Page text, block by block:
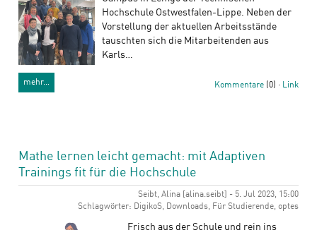
Hochschule Ostwestfalen-Lippe. Neben der
Vorstellung der aktuellen Arbeitsstände
tauschten sich die Mitarbeitenden aus
Karls…
mehr… Kommentare (0) · Link
Mathe lernen leicht gemacht: mit Adaptiven
Trainings fit für die Hochschule
Seibt, Alina [alina.seibt] - 5. Jul 2023, 15:00
Schlagwörter: DigikoS, Downloads, Für Studierende, optes
Frisch aus der Schule und rein ins